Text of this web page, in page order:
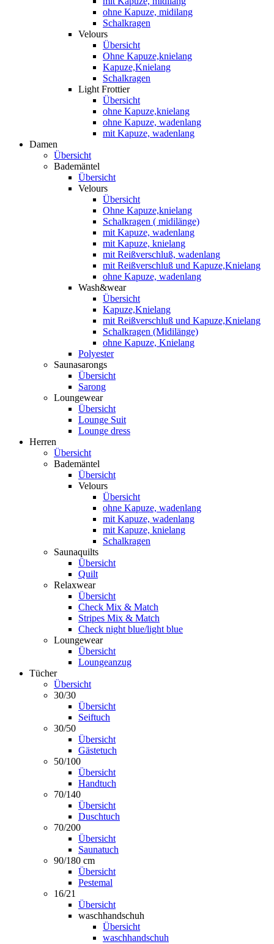
ohne Kapuze, midilang
Schalkragen
Velours
Übersicht
Ohne Kapuze,knielang
Kapuze,Knielang
Schalkragen
Light Frottier
Übersicht
ohne Kapuze,knielang
ohne Kapuze, wadenlang
mit Kapuze, wadenlang
Damen
Übersicht
Bademäntel
Übersicht
Velours
Übersicht
Ohne Kapuze,knielang
Schalkragen ( midilänge)
mit Kapuze, wadenlang
mit Kapuze, knielang
mit Reißverschluß, wadenlang
mit Reißverschluß und Kapuze,Knielang
ohne Kapuze, wadenlang
Wash&wear
Übersicht
Kapuze,Knielang
mit Reißverschluß und Kapuze,Knielang
Schalkragen (Midilänge)
ohne Kapuze, Knielang
Polyester
Saunasarongs
Übersicht
Sarong
Loungewear
Übersicht
Lounge Suit
Lounge dress
Herren
Übersicht
Bademäntel
Übersicht
Velours
Übersicht
ohne Kapuze, wadenlang
mit Kapuze, wadenlang
mit Kapuze, knielang
Schalkragen
Saunaquilts
Übersicht
Quilt
Relaxwear
Übersicht
Check Mix & Match
Stripes Mix & Match
Check night blue/light blue
Loungewear
Übersicht
Loungeanzug
Tücher
Übersicht
30/30
Übersicht
Seiftuch
30/50
Übersicht
Gästetuch
50/100
Übersicht
Handtuch
70/140
Übersicht
Duschtuch
70/200
Übersicht
Saunatuch
90/180 cm
Übersicht
Pestemal
16/21
Übersicht
waschhandschuh
Übersicht
waschhandschuh